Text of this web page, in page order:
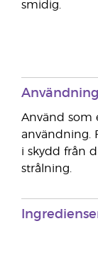
smidig.
Användning
Använd som
användning.
i skydd från
strålning.